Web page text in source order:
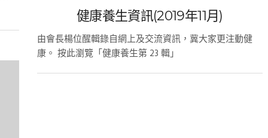
健康養生資訊(2019年11月)
由會長楊位醒輯錄自網上及交流資訊，冀大家更注動健
康。 按此瀏覽「健康養生第 23 輯」